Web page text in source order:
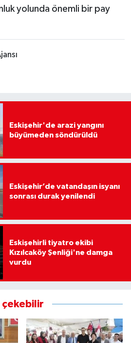
yolunda önemli bir pay
Eskişehir'de arazi yangını
büyümeden söndürüldü
Eskişehir’de vatandaşın isyanı
sonrası durak yenilendi
Eskişehirli tiyatro ekibi
Kızılcaköy Şenliği'ne damga
vurdu
çekebilir